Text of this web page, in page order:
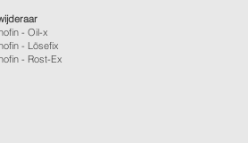
- Oil-x
- Lösefix
- Rost-Ex